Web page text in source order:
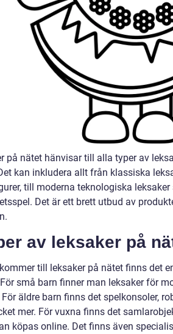
på nätet hänvisar till alla typer av
kan inkludera allt från klassiska
till moderna teknologiska
Det är ett brett utbud av
av leksaker på
till leksaker på nätet finns det
små barn finner man leksaker för
äldre barn finns det spelkonsoler,
mer. För vuxna finns det
köpas online. Det finns även